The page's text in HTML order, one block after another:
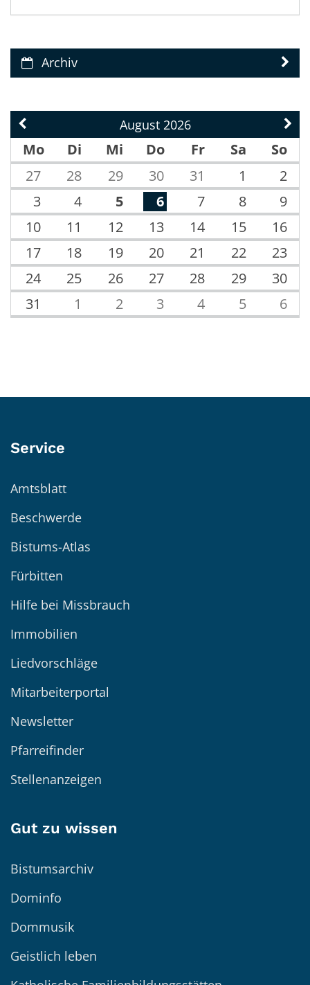
Archiv
Vorherige Seite August 2026
Mo
Di Mi Do Fr Sa
So
27
28 29 30 31 1
2
3
4 5 6 7 8
9
10
11 12 13 14 15
16
17
18 19 20 21 22
23
24
25 26 27 28 29
30
31
1 2 3 4 5 6
Service
Amtsblatt
Beschwerde
Bistums-Atlas
Fürbitten
Hilfe bei Missbrauch
Immobilien
Liedvorschläge
Mitarbeiterportal
Newsletter
Pfarreifinder
Stellenanzeigen
Gut zu wissen
Bistumsarchiv
Dominfo
Dommusik
Geistlich leben